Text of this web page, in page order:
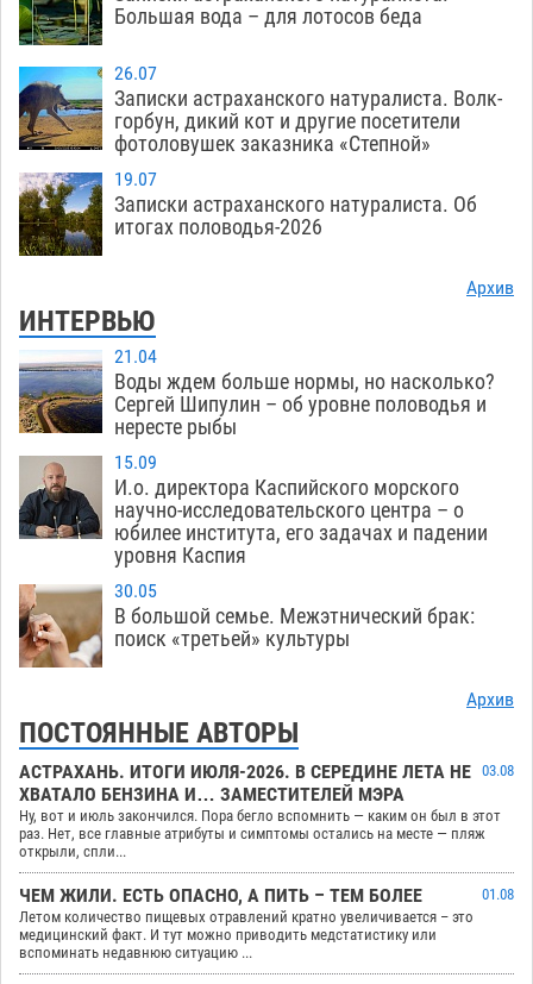
Большая вода – для лотосов беда
26.07
Записки астраханского натуралиста. Волк-
горбун, дикий кот и другие посетители
фотоловушек заказника «Степной»
19.07
Записки астраханского натуралиста. Об
итогах половодья-2026
Архив
ИНТЕРВЬЮ
21.04
Воды ждем больше нормы, но насколько?
Сергей Шипулин – об уровне половодья и
нересте рыбы
15.09
И.о. директора Каспийского морского
научно-исследовательского центра – о
юбилее института, его задачах и падении
уровня Каспия
30.05
В большой семье. Межэтнический брак:
поиск «третьей» культуры
Архив
ПОСТОЯННЫЕ АВТОРЫ
АСТРАХАНЬ. ИТОГИ ИЮЛЯ-2026. В СЕРЕДИНЕ ЛЕТА НЕ
ХВАТАЛО БЕНЗИНА И… ЗАМЕСТИТЕЛЕЙ МЭРА
03.08
Ну, вот и июль закончился. Пора бегло вспомнить — каким он был в этот
раз. Нет, все главные атрибуты и симптомы остались на месте — пляж
открыли, спли...
ЧЕМ ЖИЛИ. ЕСТЬ ОПАСНО, А ПИТЬ – ТЕМ БОЛЕЕ
01.08
Летом количество пищевых отравлений кратно увеличивается – это
медицинский факт. И тут можно приводить медстатистику или
вспоминать недавнюю ситуацию ...